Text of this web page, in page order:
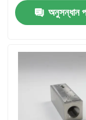
বাড়ি
অনুসন্ধান